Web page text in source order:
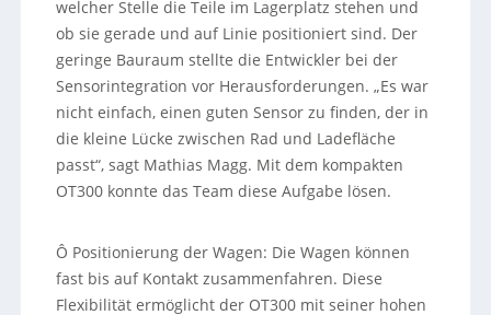
welcher Stelle die Teile im Lagerplatz stehen und
ob sie gerade und auf Linie positioniert sind. Der
geringe Bauraum stellte die Entwickler bei der
Sensorintegration vor Herausforderungen. „Es war
nicht einfach, einen guten Sensor zu finden, der in
die kleine Lücke zwischen Rad und Ladefläche
passt“, sagt Mathias Magg. Mit dem kompakten
OT300 konnte das Team diese Aufgabe lösen.
Ô Positionierung der Wagen: Die Wagen können
fast bis auf Kontakt zusammenfahren. Diese
Flexibilität ermöglicht der OT300 mit seiner hohen